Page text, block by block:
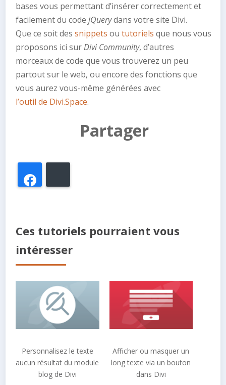
bases vous permettant d’insérer correctement et
facilement du codejQuerydans votre site Divi.
Que ce soit dessnippets oututoriels que nous vous
proposons ici surDivi Community, d’autres
morceaux de code que vous trouverez un peu
partout sur le web, ou encore des fonctions que
vous aurez vous-même générées avec
l’outil de Divi.Space.
Partager
Ces tutoriels pourraient vous
intéresser
Personnalisez le texte
aucun résultat du module
blog de Divi
Afficher ou masquer un
long texte via un bouton
dans Divi